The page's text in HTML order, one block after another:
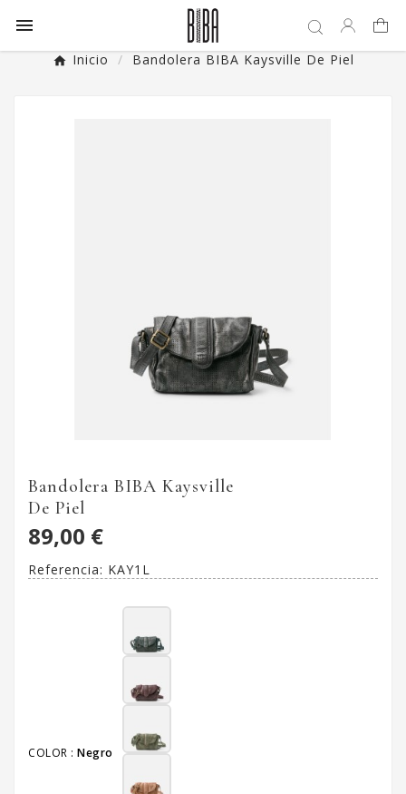

Inicio Bandolera BIBA Kaysville De Piel
Bandolera BIBA Kaysville
De Piel
89,00 €
Referencia: KAY1L
COLOR : Negro